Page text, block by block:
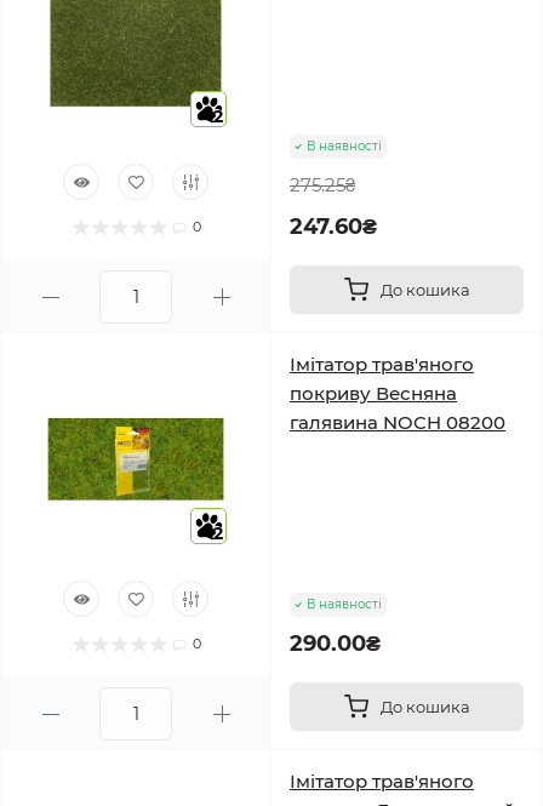
2
0
В наявності
275.25₴
247.60₴
До кошика
2
0
Імітатор трав'яного
покриву Весняна
галявина NOCH 08200
В наявності
290.00₴
До кошика
Імітатор трав'яного